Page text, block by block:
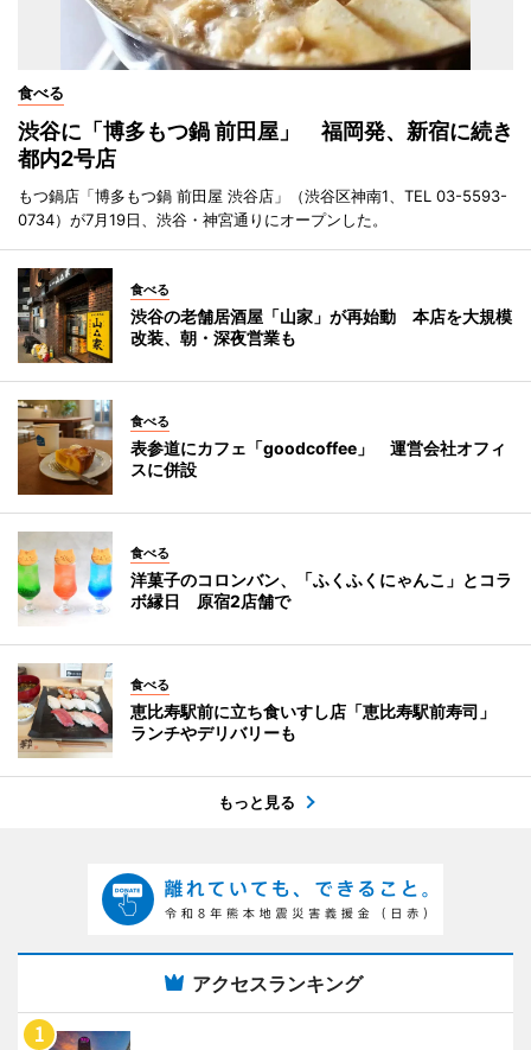
食べる
渋谷に「博多もつ鍋 前田屋」 福岡発、新宿に続き
都内2号店
もつ鍋店「博多もつ鍋 前田屋 渋谷店」（渋谷区神南1、TEL 03-5593-
0734）が7月19日、渋谷・神宮通りにオープンした。
食べる
渋谷の老舗居酒屋「山家」が再始動 本店を大規模
改装、朝・深夜営業も
食べる
表参道にカフェ「goodcoffee」 運営会社オフィ
スに併設
食べる
洋菓子のコロンバン、「ふくふくにゃんこ」とコラ
ボ縁日 原宿2店舗で
食べる
恵比寿駅前に立ち食いすし店「恵比寿駅前寿司」
ランチやデリバリーも
もっと見る
アクセスランキング